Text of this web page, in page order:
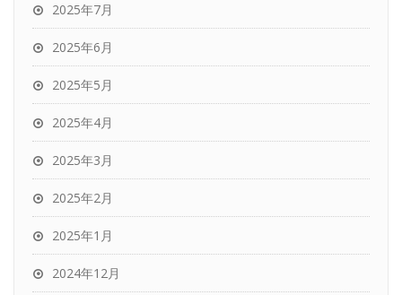
2025年7月
2025年6月
2025年5月
2025年4月
2025年3月
2025年2月
2025年1月
2024年12月